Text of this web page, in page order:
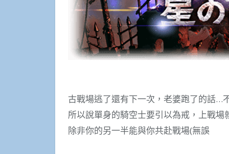
古戰場逃了還有下一次，老婆跑了的話…
所以說單身的騎空士要引以為戒，上戰場
除非你的另一半能與你共赴戰場(無誤